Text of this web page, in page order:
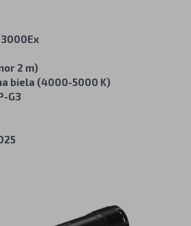
3000Ex
2 m)
biela (4000-5000 K)
G3